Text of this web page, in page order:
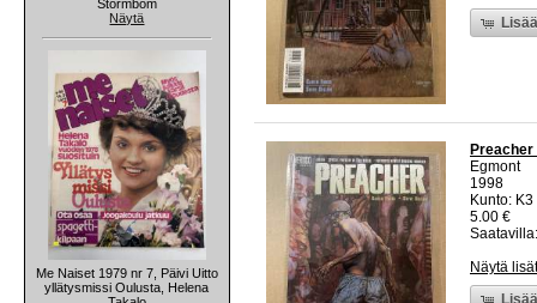
Stormbom
Näytä
Me Naiset 1979 nr 7, Päivi Uitto
yllätysmissi Oulusta, Helena
Egmont
1998
Kunto:
5.00 €
Näytä